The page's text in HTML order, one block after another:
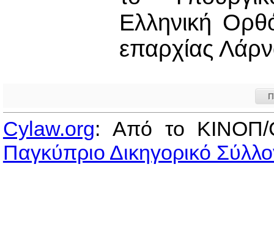
Ελληνική
επαρχίας
Cylaw.org: Από το
Παγκύπριο Δικηγορικό